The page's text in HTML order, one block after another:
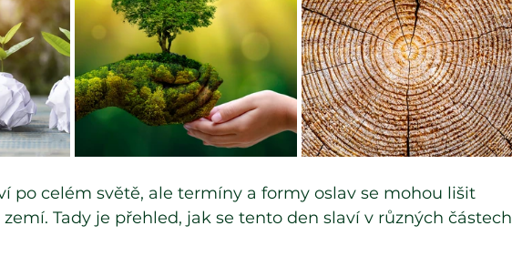
po celém světě, ale termíny a formy oslav se mohou lišit
Tady je přehled, jak se tento den slaví v různých částech